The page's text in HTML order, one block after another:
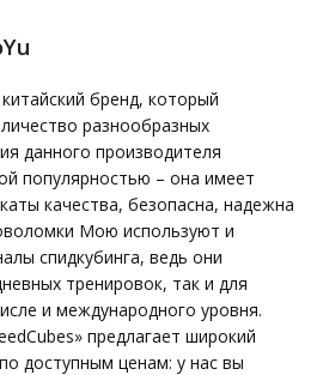
бренд, который
разнообразных
данного производителя
популярностью – она имеет
качества, безопасна, надежна
Мою используют и
спидкубинга, ведь они
тренировок, так и для
и международного уровня.
предлагает широкий
доступным ценам: у нас вы